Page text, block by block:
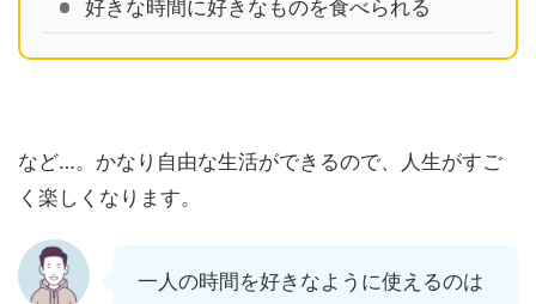
好きな時間に好きなものを食べられる
など…。かなり自由な生活ができるので、人生がすご
く楽しくなります。
一人の時間を好きなように使えるのは